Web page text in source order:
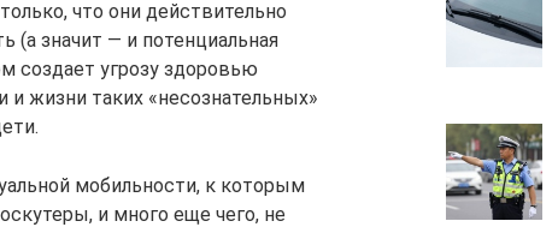
что они действительно
(а значит — и потенциальная
создает угрозу здоровью
и жизни таких «несознательных»
мобильности, к которым
и много еще чего, не